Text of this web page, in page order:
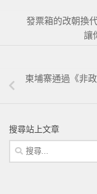
發票箱的改朝換
讓
柬埔寨通過《非
搜尋站上文章
搜
尋